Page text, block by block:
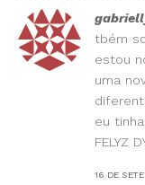
tbém
estou
uma
eu
FELYZ
16 DE